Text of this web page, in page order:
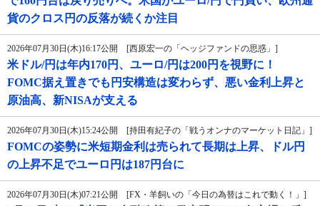
貨のクロス円の反落が続くか注目
2026年07月30日(木)16:17公開 [西原宏一の「ヘッジファンドの思惑」]
米ドル/円は年内170円、ユーロ/円は200円を視野に！
FOMC据え置きでも円安構造は変わらず、悪い金利上昇と
原油高、新NISAが支える
2026年07月30日(木)15:24公開 [持田有紀子の「戦うオンナのマーケット日記」]
FOMCの姿勢に米短期金利は売られて長期は上昇、ドル円
の上昇不足でユーロ円は187円台に
2026年07月30日(木)07:21公開 [FX・羊飼いの「今日の為替はこれで動く！」]